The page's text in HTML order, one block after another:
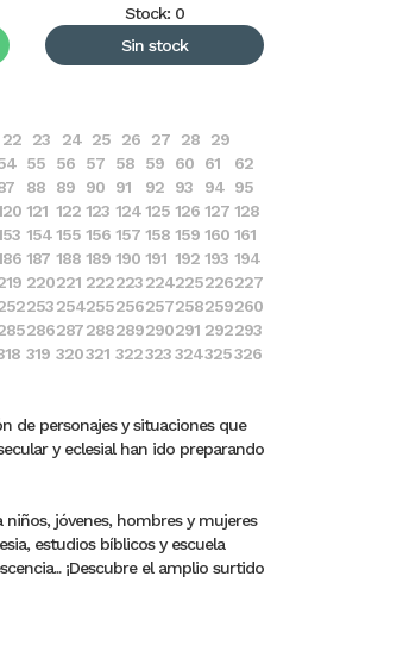
Stock: 0
Sin stock
22 23 24 25 26 27 28
29
55 56 57 58 59 60 61
62
88 89 90 91 92 93 94 95
121 122 123 124125 126 127 128
154155 156 157 158 159 160 161
187 188 189 190 191 192 193 194
220221 222223224225226227
253254255256257258259260
286287288289290291 292293
319 320321 322323324325326
de personajes y situaciones que
y eclesial han ido preparando
jóvenes, hombres y mujeres
estudios bíblicos y escuela
¡Descubre el amplio surtido